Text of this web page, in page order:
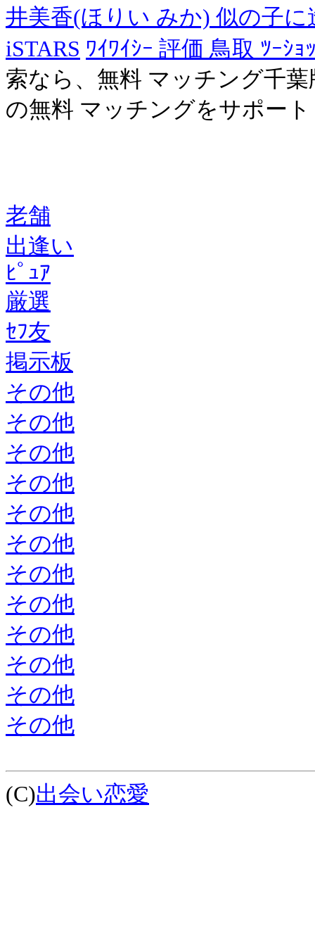
井美香(ほりい みか) 似の子に
iSTARS ﾜｲﾜｲｼｰ 評価 鳥取 ﾂｰｼ
索なら、無料 マッチング千
の無料 マッチングをサポー
老舗
出逢い
ﾋﾟｭｱ
厳選
ｾﾌ友
掲示板
その他
その他
その他
その他
その他
その他
その他
その他
その他
その他
その他
その他
(C)出会い恋愛